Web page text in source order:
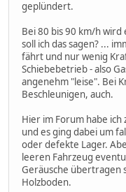
geplündert.
Bei 80 bis 90 km/h wird
soll ich das sagen? ...
fährt und nur wenig
Schiebebetrieb - also
angenehm "leise". Bei
Beschleunigen, auch.
Hier im Forum habe
und es ging dabei um
oder defekte Lager.
leeren Fahrzeug
Geräusche übertragen
Holzboden.